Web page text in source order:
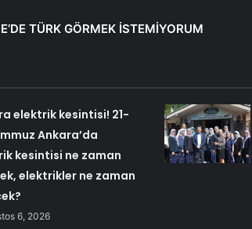
TÜRK GÖRMEK İSTEMİYORUM
elektrik kesintisi! 21-
Ankara’da
kesintisi ne zaman
elektrikler ne zaman
6, 2026